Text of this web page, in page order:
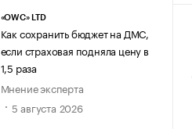
«OWC» LTD
Как сохранить бюджет на ДМС,
если страховая подняла цену в
1,5 раза
Мнение эксперта
5 августа 2026